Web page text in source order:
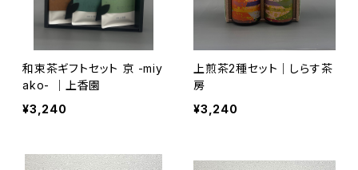
和束茶ギフトセット 京 -miy
ako- ｜上香園
¥3,240
上煎茶2種セット｜しらす茶
房
¥3,240